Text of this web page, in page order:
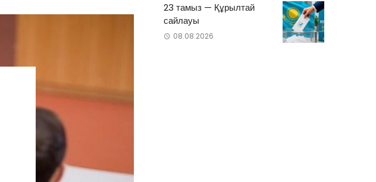
23 тамыз — Құрылтай
сайлауы
08.08.2026